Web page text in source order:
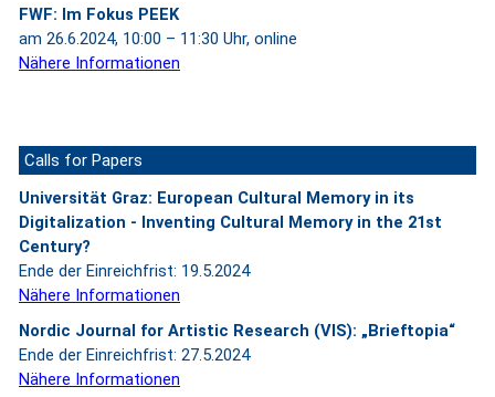
FWF: Im Fokus PEEK
am 26.6.2024, 10:00 – 11:30 Uhr, online
Nähere Informationen
Calls for Papers
Universität Graz: European Cultural Memory in its
Digitalization - Inventing Cultural Memory in the 21st
Century?
Ende der Einreichfrist: 19.5.2024
Nähere Informationen
Nordic Journal for Artistic Research (VIS): „Brieftopia“
Ende der Einreichfrist: 27.5.2024
Nähere Informationen